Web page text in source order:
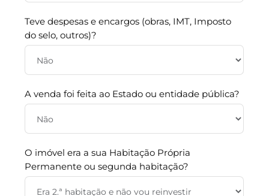
Teve despesas e encargos (obras, IMT, Imposto
do selo, outros)?
A venda foi feita ao Estado ou entidade pública?
O imóvel era a sua Habitação Própria
Permanente ou segunda habitação?